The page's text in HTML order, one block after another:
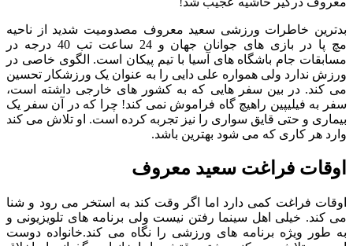
بدترین خاطرات ورزشی سعید معروف مصدومیت شدید از ناحیه
مچ پا در بازی های جوانان جهان و 24 ساعت تب 40 درجه در
مسابقات جام باشگاه های آسیا با تیم پیکان است. الگوی خاصی در
ورزش ندارد ولی همواره علی دایی را به عنوان یک ورزشکار تحسین
می کند. در بین سفر هایی که به کشور های خارجی داشته است،
سفر به فیلیپین راهیچ گاه فراموش نمی کند! چرا که در آن سفر یک
بیماری و حتی قایق سواری را نیز تجربه کرده است. او تلاش می کند
وارد هر کاری که می شود بهترین باشد.
اوقات فراغت سعید معروف
اوقات فراغت کمی دارد اما اگر وقت کند به استخر می رود و شنا
می کند. خیلی اهل سینما رفتن نیست ولی برنامه های تلویزیونی و
به طور ویژه برنامه های ورزشی را نگاه می کند.خانواده دوست